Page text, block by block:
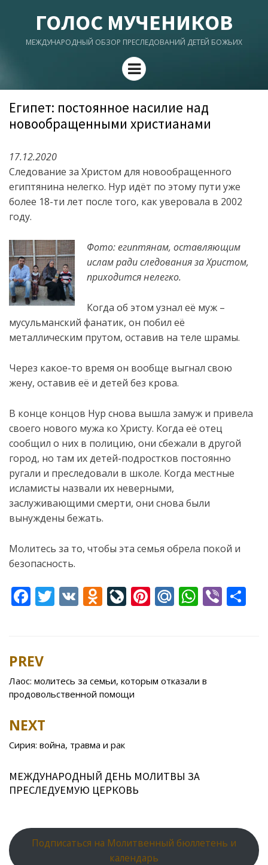
ГОЛОС МУЧЕНИКОВ
МЕЖДУНАРОДНЫЙ ОБЗОР ПРЕСЛЕДОВАНИЙ ДЕТЕЙ БОЖЬИХ
Menu
Египет: постоянное насилие над
новообращенными христианами
17.12.2020
Следование за Христом для новообращенного
египтянина нелегко. Нур идёт по этому пути уже
более 18-ти лет после того, как уверовала в 2002
году.
Фото: египтянам, оставляющим
ислам ради следования за Христом,
приходится нелегко.
Когда об этом узнал её муж –
мусульманский фанатик, он побил её
металлическим прутом, оставив на теле шрамы.
Через какое-то время он вообще выгнал свою
жену, оставив её и детей без крова.
В конце концов Нур снова вышла замуж и привела
своего нового мужа ко Христу. Когда её отец
сообщил о них в полицию, они сбежали в другой
город, но там их детей-подростков постоянно
ругали и преследовали в школе. Когда местные
исламисты назвали их неверными,
заслуживающими смерти, они снова были
вынуждены бежать.
Молитесь за то, чтобы эта семья обрела покой и
безопасность.
F
b
o
o
T V O
kl
as
ki
Li
u
r
Pi
st
M
u
W
A
p
Vi
Post
navigation
PREV
Лаос: молитесь за семьи, которым отказали в
продовольственной помощи
NEXT
Сирия: война, травма и рак
МЕЖДУНАРОДНЫЙ ДЕНЬ МОЛИТВЫ ЗА
ПРЕСЛЕДУЕМУЮ ЦЕРКОВЬ
Подписаться на Молитвенный бюллетень и
календарь